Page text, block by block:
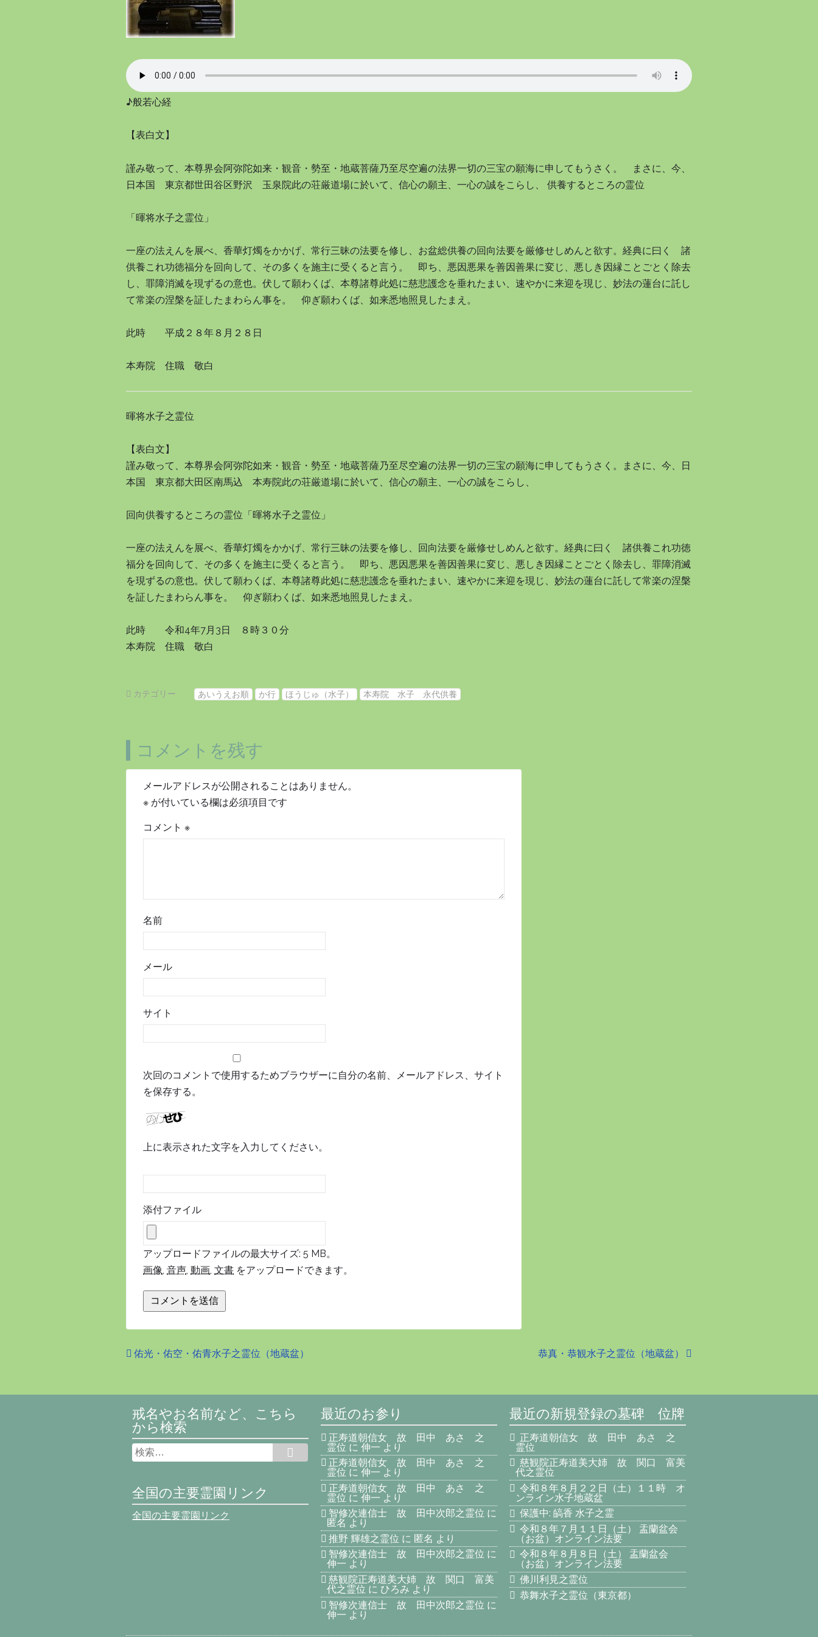
♪般若心経
【表白文】
謹み敬って、本尊界会阿弥陀如来・観音・勢至・地蔵菩薩乃至尽空遍の法界一切の三宝の願海に申してもうさく。 まさに、今、
日本国 東京都世田谷区野沢 玉泉院此の荘厳道場に於いて、信心の願主、一心の誠をこらし、 供養するところの霊位
「暉将水子之霊位」
一座の法えんを展べ、香華灯燭をかかげ、常行三昧の法要を修し、お盆総供養の回向法要を厳修せしめんと欲す。経典に曰く 諸
供養これ功徳福分を回向して、その多くを施主に受くると言う。 即ち、悪因悪果を善因善果に変じ、悪しき因縁ことごとく除去
し、罪障消滅を現ずるの意也。伏して願わくば、本尊諸尊此処に慈悲護念を垂れたまい、速やかに来迎を現じ、妙法の蓮台に託し
て常楽の涅槃を証したまわらん事を。 仰ぎ願わくば、如来悉地照見したまえ。
此時 平成２８年８月２８日
本寿院 住職 敬白
暉将水子之霊位
【表白文】
謹み敬って、本尊界会阿弥陀如来・観音・勢至・地蔵菩薩乃至尽空遍の法界一切の三宝の願海に申してもうさく。まさに、今、日
本国 東京都大田区南馬込 本寿院此の荘厳道場に於いて、信心の願主、一心の誠をこらし、
回向供養するところの霊位「暉将水子之霊位」
一座の法えんを展べ、香華灯燭をかかげ、常行三昧の法要を修し、回向法要を厳修せしめんと欲す。経典に曰く 諸供養これ功徳
福分を回向して、その多くを施主に受くると言う。 即ち、悪因悪果を善因善果に変じ、悪しき因縁ことごとく除去し、罪障消滅
を現ずるの意也。伏して願わくば、本尊諸尊此処に慈悲護念を垂れたまい、速やかに来迎を現じ、妙法の蓮台に託して常楽の涅槃
を証したまわらん事を。 仰ぎ願わくば、如来悉地照見したまえ。
此時 令和4年7月3日 ８時３０分
本寿院 住職 敬白
カテゴリー あいうえお順 か行 ほうじゅ（水子） 本寿院 水子 永代供養
コメントを残す
メールアドレスが公開されることはありません。
※ が付いている欄は必須項目です
コメント※
名前
メール
サイト
次回のコメントで使用するためブラウザーに自分の名前、メールアドレス、サイト
を保存する。
上に表示された文字を入力してください。
添付ファイル
アップロードファイルの最大サイズ: 5 MB。
画像,音声,動画,文書 をアップロードできます。
佑光・佑空・佑青水子之霊位（地蔵盆） 恭真・恭観水子之霊位（地蔵盆）
戒名やお名前など、こちら
から検索
最近のお参り
正寿道朝信女 故 田中 あさ 之
霊位 に 伸一 より
正寿道朝信女 故 田中 あさ 之
霊位 に 伸一 より
正寿道朝信女 故 田中 あさ 之
霊位 に 伸一 より
智修次連信士 故 田中次郎之霊位 に
匿名 より
推野 輝雄之霊位 に 匿名 より
智修次連信士 故 田中次郎之霊位 に
伸一 より
慈観院正寿道美大姉 故 関口 富美
代之霊位 に ひろみ より
智修次連信士 故 田中次郎之霊位 に
伸一 より
最近の新規登録の墓碑 位牌
正寿道朝信女 故 田中 あさ 之
霊位
慈観院正寿道美大姉 故 関口 富美
代之霊位
令和８年８月２２日（土）１１時 オ
ンライン水子地蔵盆
保護中: 皜香 水子之霊
令和８年７月１１日（土） 盂蘭盆会
（お盆）オンライン法要
令和８年８月８日（土） 盂蘭盆会
（お盆）オンライン法要
佛川利見之霊位
恭舞水子之霊位（東京都）
全国の主要霊園リンク
全国の主要霊園リンク